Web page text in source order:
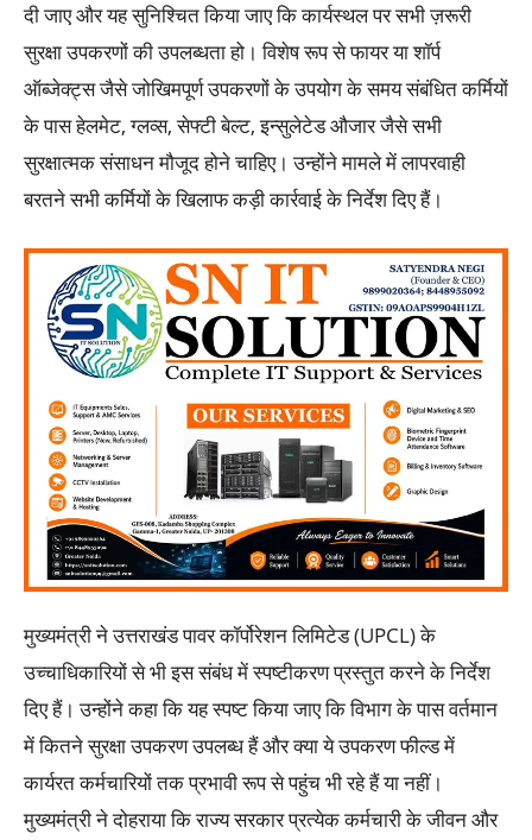
दी जाए और यह सुनिश्चित किया जाए कि कार्यस्थल पर सभी ज़रूरी
सुरक्षा उपकरणों की उपलब्धता हो। विशेष रूप से फायर या शॉर्प
ऑब्जेक्ट्स जैसे जोखिमपूर्ण उपकरणों के उपयोग के समय संबंधित कर्मियों
के पास हेलमेट, ग्लव्स, सेफ्टी बेल्ट, इन्सुलेटेड औजार जैसे सभी
सुरक्षात्मक संसाधन मौजूद होने चाहिए। उन्होंने मामले में लापरवाही
बरतने सभी कर्मियों के खिलाफ कड़ी कार्रवाई के निर्देश दिए हैं।
मुख्यमंत्री ने उत्तराखंड पावर कॉर्पोरेशन लिमिटेड (UPCL) के
उच्चाधिकारियों से भी इस संबंध में स्पष्टीकरण प्रस्तुत करने के निर्देश
दिए हैं। उन्होंने कहा कि यह स्पष्ट किया जाए कि विभाग के पास वर्तमान
में कितने सुरक्षा उपकरण उपलब्ध हैं और क्या ये उपकरण फील्ड में
कार्यरत कर्मचारियों तक प्रभावी रूप से पहुंच भी रहे हैं या नहीं।
मुख्यमंत्री ने दोहराया कि राज्य सरकार प्रत्येक कर्मचारी के जीवन और